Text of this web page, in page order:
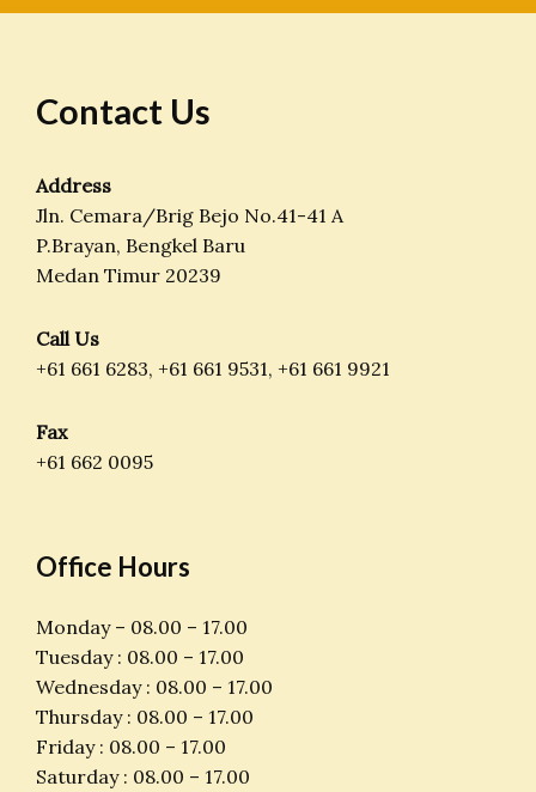
Contact Us
Address
Jln. Cemara/Brig Bejo No.41-41 A
P.Brayan, Bengkel Baru
Medan Timur 20239
Call Us
+61 661 6283, +61 661 9531, +61 661 9921
Fax
+61 662 0095
Office Hours
Monday – 08.00 – 17.00
Tuesday : 08.00 – 17.00
Wednesday : 08.00 – 17.00
Thursday : 08.00 – 17.00
Friday : 08.00 – 17.00
Saturday : 08.00 – 17.00